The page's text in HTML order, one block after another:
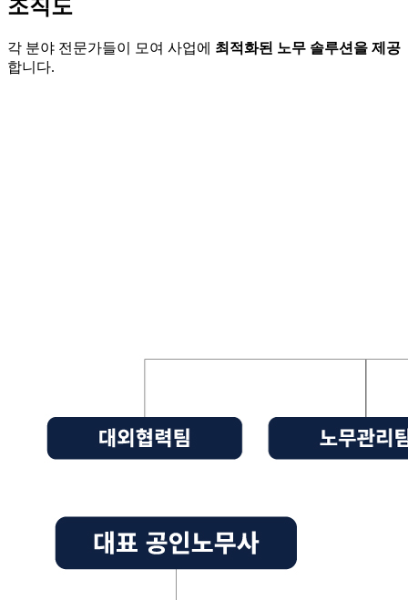
조직도
각 분야 전문가들이 모여 사업에 최적화된 노무 솔루션을 제공
합니다.